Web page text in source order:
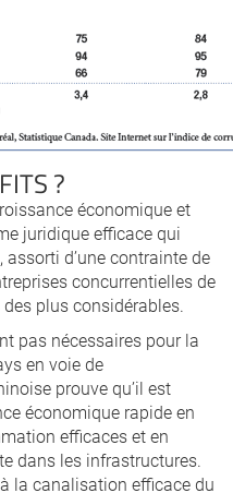
?
économique et
juridique efficace qui
d’une contrainte de
concurrentielles de
plus considérables.
pas nécessaires pour la
en voie de
prouve qu’il est
économique rapide en
efficaces et en
dans les infrastructures.
la canalisation efficace du